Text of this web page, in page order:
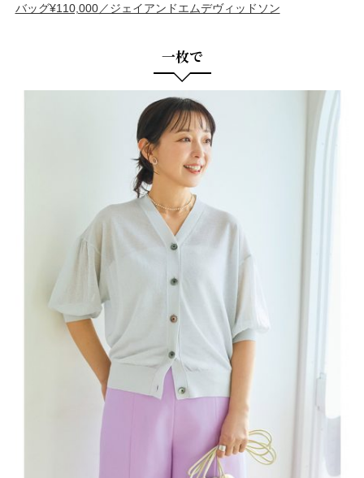
バッグ¥110,000／ジェイアンドエムデヴィッドソン
一枚で